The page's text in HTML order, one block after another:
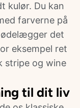
kulør. Du kan
farverne på
ødelægger det
eksempel ret
stripe og wine
til dit liv